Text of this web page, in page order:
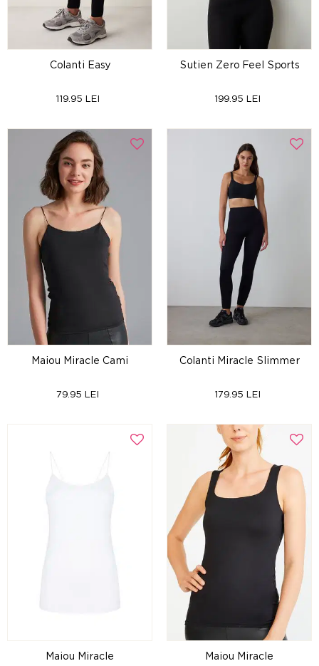
Colanti Easy
119.95 LEI
Sutien Zero Feel Sports
199.95 LEI
Maiou Miracle Cami
79.95 LEI
Colanti Miracle Slimmer
179.95 LEI
Maiou Miracle Maiou Miracle